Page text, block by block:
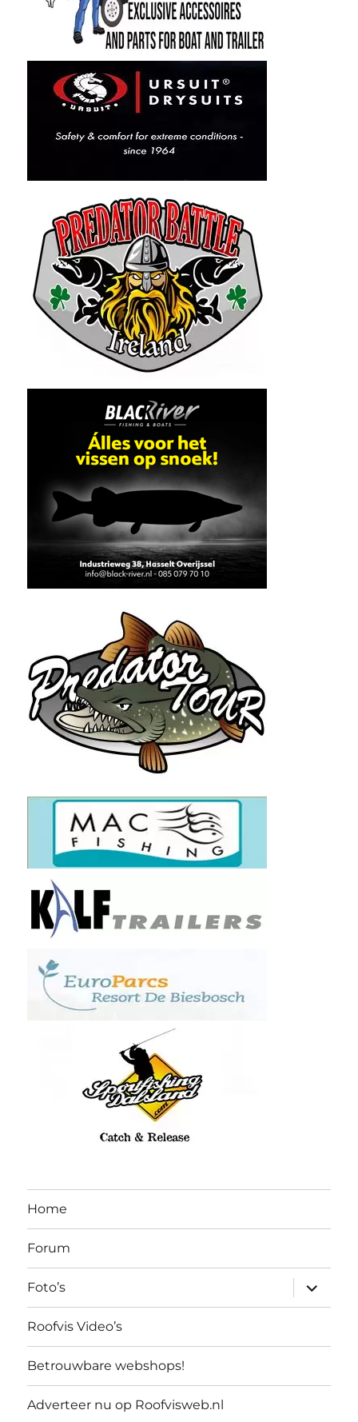
Home
Forum
Foto’s
Roofvis Video’s
Betrouwbare webshops!
Adverteer nu op Roofvisweb.nl